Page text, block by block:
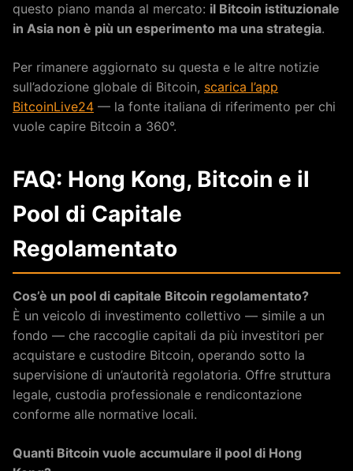
questo piano manda al mercato: il Bitcoin istituzionale
in Asia non è più un esperimento ma una strategia.
Per rimanere aggiornato su questa e le altre notizie
sull’adozione globale di Bitcoin, scarica l’app
BitcoinLive24 — la fonte italiana di riferimento per chi
vuole capire Bitcoin a 360°.
FAQ: Hong Kong, Bitcoin e il
Pool di Capitale
Regolamentato
Cos’è un pool di capitale Bitcoin regolamentato?
È un veicolo di investimento collettivo — simile a un
fondo — che raccoglie capitali da più investitori per
acquistare e custodire Bitcoin, operando sotto la
supervisione di un’autorità regolatoria. Offre struttura
legale, custodia professionale e rendicontazione
conforme alle normative locali.
Quanti Bitcoin vuole accumulare il pool di Hong